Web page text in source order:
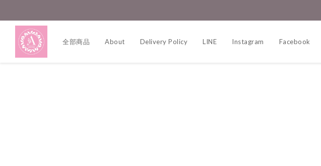
全部商品 About Delivery Policy LINE Instagram Facebook